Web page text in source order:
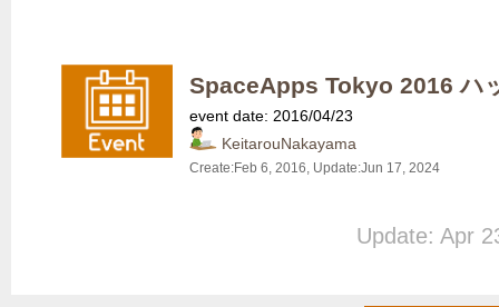
SpaceApps Tokyo 2016 ハ
event date: 2016/04/23
KeitarouNakayama
Create:Feb 6, 2016, Update:Jun 17, 2024
Update: Apr